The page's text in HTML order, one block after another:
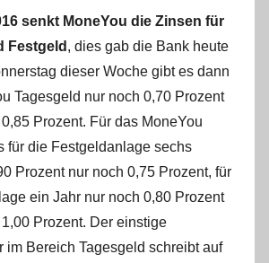
n
C
W
senkt MoneYou die Zinsen für
Festgeld , dies gab die Bank heute
dieser Woche gibt es dann
Tagesgeld nur noch 0,70 Prozent
Prozent. Für das MoneYou
für die Festgeldanlage sechs
Prozent nur noch 0,75 Prozent, für
ein Jahr nur noch 0,80 Prozent
Prozent. Der einstige
im Bereich Tagesgeld schreibt auf